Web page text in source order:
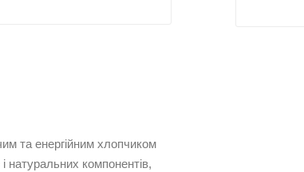
та енергійним хлопчиком
натуральних компонентів,